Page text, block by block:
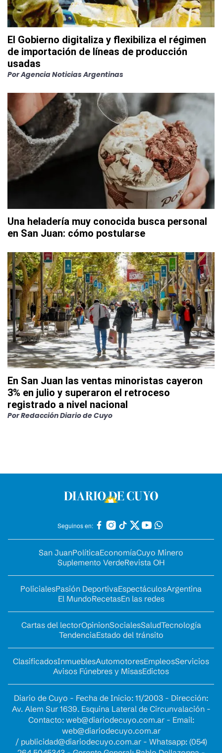
El Gobierno digitaliza y flexibiliza el régimen
de importación de líneas de producción
usadas
PorAgencia Noticias Argentinas
Una heladería muy conocida busca personal
en San Juan: cómo postularse
En San Juan las ventas minoristas cayeron
3% en julio y superaron el retroceso
registrado a nivel nacional
PorRedacción Diario de Cuyo
Seguinos en:
San JuanPolíticaEconomíaCuyo Minero
Suplemento VerdeRevista OH
PolicialesPasión DeportivaEspectáculosArgentina
El MundoRecetasEn las redes
Cartas del lectorOpinionSocialesSaludTecnología
TendenciaEstado del tránsito
ClasificadosInmueblesAutomotoresEmpleosServicios
Avisos Fúnebres y MisasEdictos
Diario de Cuyo - Fecha de Inicio: 11/2003 - Dirección:
Av. Alem Sur 1639. Esquina Lateral de Circunvalación -
Contacto: web@diariodecuyo.com.ar- Email:
web@diariodecuyo.com.ar
/ publicidad@diariodecuyo.com.ar- Whatsapp: (054)